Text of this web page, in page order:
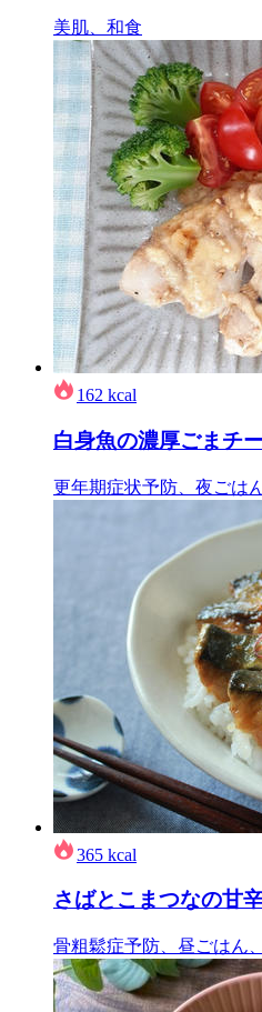
美肌、和食
162 kcal
白身魚の濃厚ごまチ
更年期症状予防、夜ごは
365 kcal
さばとこまつなの甘
骨粗鬆症予防、昼ごはん